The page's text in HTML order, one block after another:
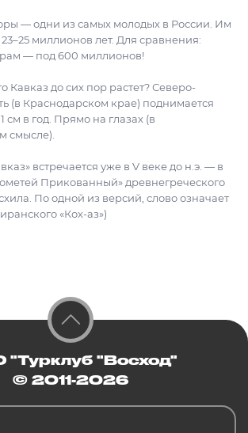
— одни из самых молодых в России. Им
23–25 миллионов лет. Для сравнения:
— под 600 миллионов!
Кавказ до сих пор растет? Северо-
(в Краснодарском крае) поднимается
см в год. Прямо на глазах (в
смысле).
встречается уже в V веке до н.э. — в
Прикованный» древнегреческого
По одной из версий, слово означает
«Кох-аз»)
"Восход"
© 2011-2026